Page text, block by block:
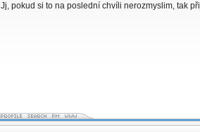
Jj, pokud si to na poslední chvíli nerozmyslim, tak